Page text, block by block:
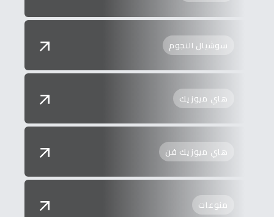
سوشيال النجوم
هاي ميوزيك
هاي ميوزيك فن
منوعات